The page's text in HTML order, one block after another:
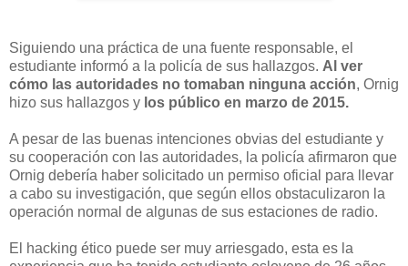
Siguiendo una práctica de una fuente responsable, el
estudiante informó a la policía de sus hallazgos. Al ver
cómo las autoridades no tomaban ninguna acción, Ornig
hizo sus hallazgos y los público en marzo de 2015.
A pesar de las buenas intenciones obvias del estudiante y
su cooperación con las autoridades, la policía afirmaron que
Ornig debería haber solicitado un permiso oficial para llevar
a cabo su investigación, que según ellos obstaculizaron la
operación normal de algunas de sus estaciones de radio.
El hacking ético puede ser muy arriesgado, esta es la